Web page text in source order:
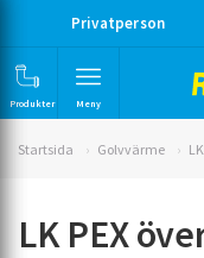
Privatperson
Produkter Meny
Startsida Golvvärme
LK PEX